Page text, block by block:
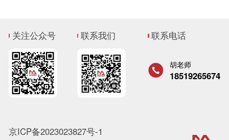
关注公众号 联系我们 联系电话
胡老师
18519265674
京ICP备2023023827号-1